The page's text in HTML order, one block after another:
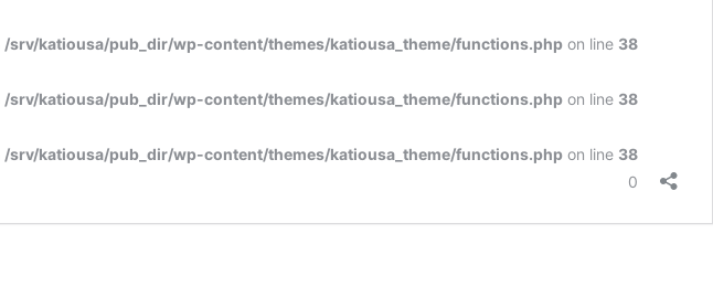
/srv/katiousa/pub_dir/wp-content/themes/katiousa_theme/functions.php on line 38
/srv/katiousa/pub_dir/wp-content/themes/katiousa_theme/functions.php on line 38
/srv/katiousa/pub_dir/wp-content/themes/katiousa_theme/functions.php on line 38
0 Σχόλια